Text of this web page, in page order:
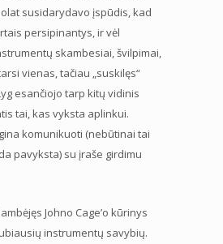
susidarydavo įspūdis, kad
persipinantys, ir vėl
skambesiai, švilpimai,
vienas, tačiau „suskilęs“
esančiojo tarp kitų vidinis
tai, kas vyksta aplinkui.
komunikuoti (nebūtinai tai
pavyksta) su įraše girdimu
Johno Cage’o kūrinys
instrumentų savybių.